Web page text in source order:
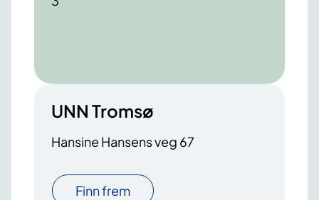
UNN Tromsø
Hansine Hansens veg 67
Finn frem